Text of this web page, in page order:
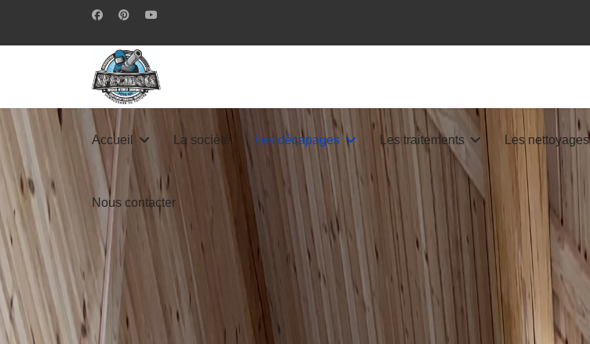
Accueil La société Les décapages Les traitements Les nettoyages
Nous contacter